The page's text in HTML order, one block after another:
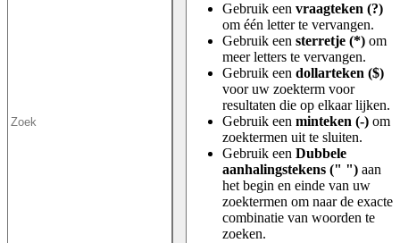
Gebruik een vraagteken (?)
om één letter te vervangen.
Gebruik een sterretje (*) om
meer letters te vervangen.
Gebruik een dollarteken ($)
voor uw zoekterm voor
resultaten die op elkaar lijken.
Gebruik een minteken (-) om
zoektermen uit te sluiten.
Gebruik een Dubbele
aanhalingstekens (" ") aan
het begin en einde van uw
zoektermen om naar de exacte
combinatie van woorden te
zoeken.